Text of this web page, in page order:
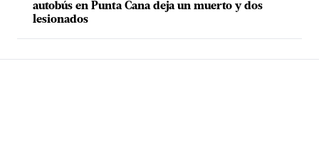
autobús en Punta Cana deja un muerto y dos
lesionados